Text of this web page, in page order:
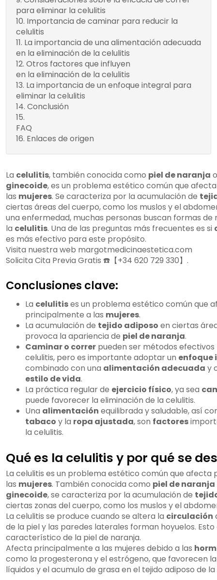
Cepillado
Descanso
para eliminar la celulitis
Importancia de caminar para reducir la
celulitis
La importancia de una alimentación adecuada
en la eliminación de la celulitis
Otros factores que influyen
en la eliminación de la celulitis
Evita usar
La importancia de un enfoque integral para
eliminar la celulitis
Conclusión
FAQ
¿Qué es la celulitis y por qué se
quién afecta más?
¿Correr puede ayudar a eliminar la
celulitis?
¿Es más efectivo correr o caminar
para eliminar la celulitis?
¿Qué ejercicios adicionales pueden
ayudar a reducir la celulitis en las piernas?
¿Cómo influye la alimentación en la
eliminación de la celulitis?
¿Qué otros factores son importantes
¿Es correr eficaz para eliminar la
celulitis?
¿Es caminar efectivo para reducir la
celulitis?
¿La alimentación es importante para
eliminar la celulitis?
¿Qué otros factores influyen en la
eliminación de la celulitis?
¿Cuál es la importancia de un
enfoque integral para eliminar la celulitis?
¿Hay una conclusión final sobre cómo
eliminar la celulitis?
Enlaces de origen
La celulitis, también conocida como piel de naranja
ginecoide, es un problema estético común que
las mujeres. Se caracteriza por la acumulación de
ciertas áreas del cuerpo, como los muslos y el
una enfermedad, muchas personas buscan formas de
la celulitis. Una de las preguntas más frecuentes es si
es más efectivo para este propósito.
Visita nuestra web margotmedicinaestetica.com
Solicita Cita Previa Gratis ☎️【+34 620 729 330】.
Conclusiones clave:
La celulitises un problema estético común que
principalmente a las mujeres.
La acumulación de tejido adiposo en ciertas
provoca la apariencia de piel de naranja.
Caminar o correr pueden ser métodos
celulitis, pero es importante adoptar un enfoque
combinado con una alimentación adecuada y
estilo de vida.
La práctica regular de ejercicio físico, ya sea
puede favorecer la eliminación de la celulitis.
Una alimentación equilibrada y saludable, así
tabaco y la ropa ajustada, son factores
la celulitis.
Qué es la celulitis y por qué se
La celulitis es un problema estético común que afecta
las mujeres. También conocida como piel de naranja
ginecoide, se caracteriza por la acumulación de
ciertas zonas del cuerpo, como los muslos y el
La celulitis se produce cuando se altera la circulación
de la piel y las paredes laterales forman hoyuelos.
característico de la piel de naranja.
Afecta principalmente a las mujeres debido a las
como la progesterona y el estrógeno, que favorecen
líquidos y el acumulo de grasa en el tejido adiposo de la